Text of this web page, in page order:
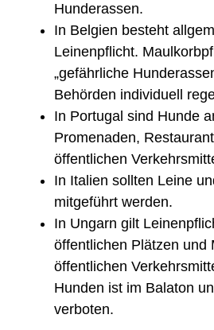
Hunderassen.
In Belgien besteht
Leinenpflicht.
„gefährliche
Behörden individuell
In Portugal sind Hunde
Promenaden,
öffentlichen
In Italien sollten Leine
mitgeführt werden.
In Ungarn gilt
öffentlichen Plätzen und
öffentlichen
Hunden ist im Balaton
verboten.